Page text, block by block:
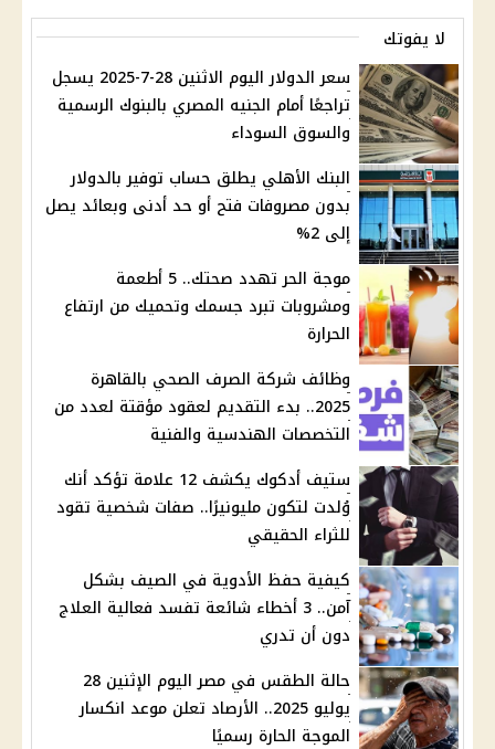
لا يفوتك
سعر الدولار اليوم الاثنين 28-7-2025 يسجل
تراجعًا أمام الجنيه المصري بالبنوك الرسمية
والسوق السوداء
البنك الأهلي يطلق حساب توفير بالدولار
بدون مصروفات فتح أو حد أدنى وبعائد يصل
إلى 2%
موجة الحر تهدد صحتك.. 5 أطعمة
ومشروبات تبرد جسمك وتحميك من ارتفاع
الحرارة
وظائف شركة الصرف الصحي بالقاهرة
2025.. بدء التقديم لعقود مؤقتة لعدد من
التخصصات الهندسية والفنية
ستيف أدكوك يكشف 12 علامة تؤكد أنك
وُلدت لتكون مليونيرًا.. صفات شخصية تقود
للثراء الحقيقي
كيفية حفظ الأدوية في الصيف بشكل
آمن.. 3 أخطاء شائعة تفسد فعالية العلاج
دون أن تدري
حالة الطقس في مصر اليوم الإثنين 28
يوليو 2025.. الأرصاد تعلن موعد انكسار
الموجة الحارة رسميًا